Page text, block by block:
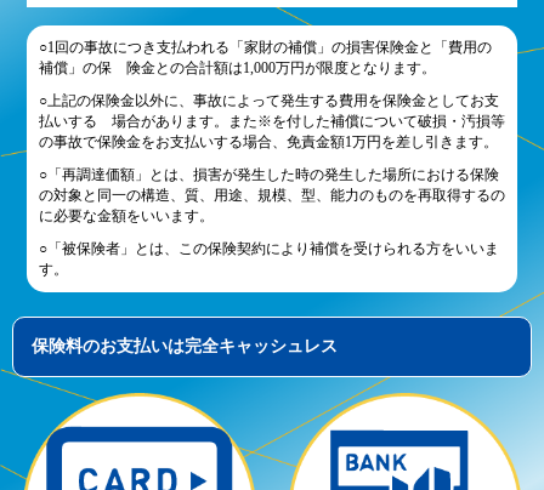
○1回の事故につき支払われる「家財の補償」の損害保険金と「費用の
補償」の保 険金との合計額は1,000万円が限度となります。
○上記の保険金以外に、事故によって発生する費用を保険金としてお支
払いする 場合があります。また※を付した補償について破損・汚損等
の事故で保険金をお支払いする場合、免責金額1万円を差し引きます。
○「再調達価額」とは、損害が発生した時の発生した場所における保険
の対象と同一の構造、質、用途、規模、型、能力のものを再取得するの
に必要な金額をいいます。
○「被保険者」とは、この保険契約により補償を受けられる方をいいま
す。
保険料のお支払いは完全キャッシュレス